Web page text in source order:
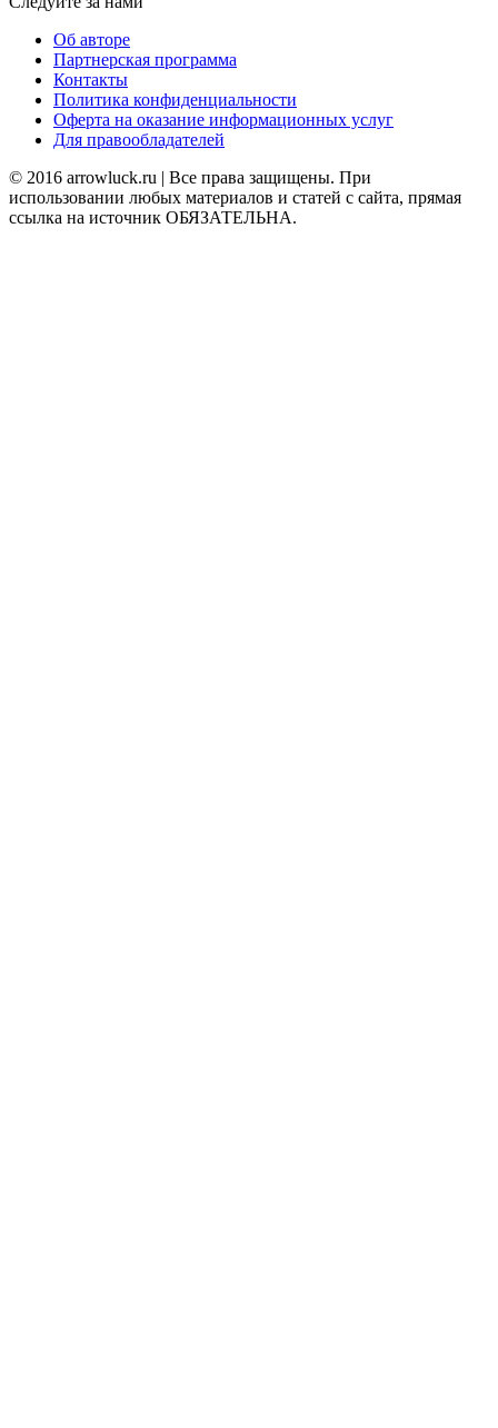
Об авторе
Партнерская программа
Контакты
Политика конфиденциальности
Оферта на оказание информационных услуг
Для правообладателей
© 2016 arrowluck.ru | Все права защищены. При
использовании любых материалов и статей с сайта, прямая
ссылка на источник ОБЯЗАТЕЛЬНА.